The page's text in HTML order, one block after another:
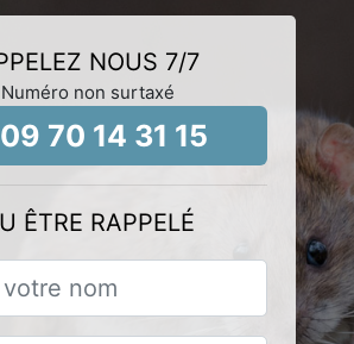
NOUS 7/7
Numéro non surtaxé
70 14 31 15
ÊTRE RAPPELÉ